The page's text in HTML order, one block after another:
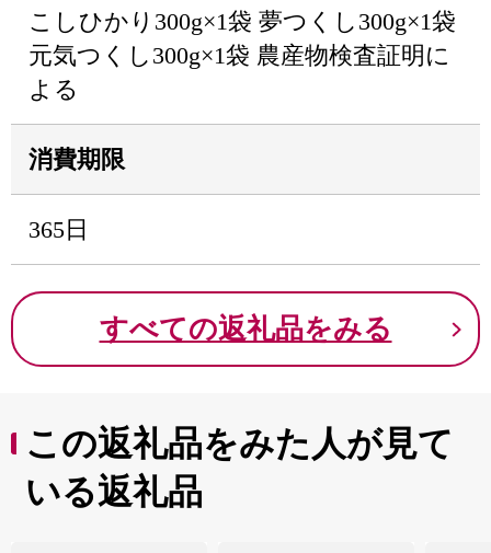
こしひかり300g×1袋 夢つくし300g×1袋
元気つくし300g×1袋 農産物検査証明に
よる
消費期限
365日
すべての返礼品をみる
この返礼品をみた人が見て
いる返礼品